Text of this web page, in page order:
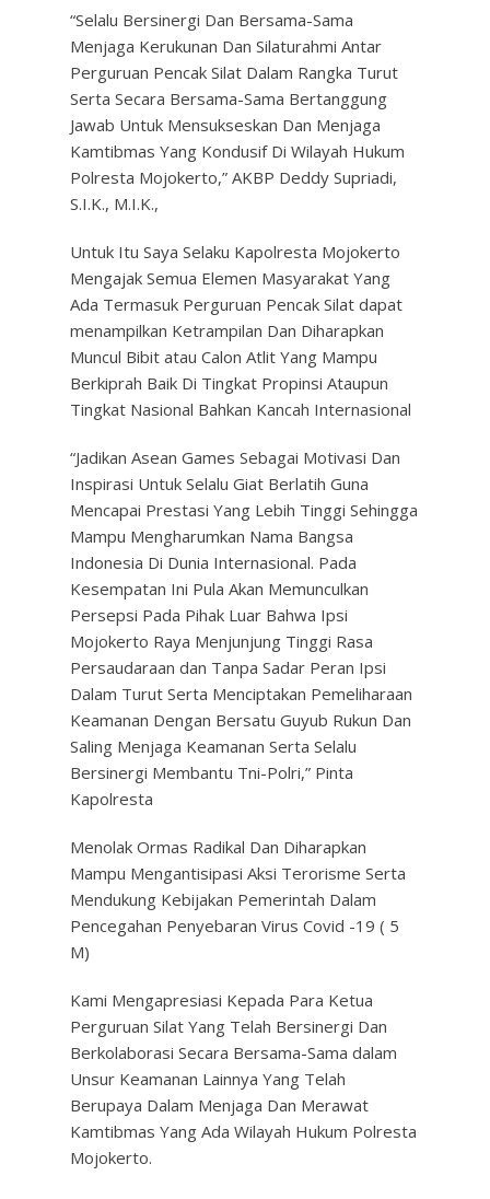
“Selalu Bersinergi Dan Bersama-Sama
Menjaga Kerukunan Dan Silaturahmi Antar
Perguruan Pencak Silat Dalam Rangka Turut
Serta Secara Bersama-Sama Bertanggung
Jawab Untuk Mensukseskan Dan Menjaga
Kamtibmas Yang Kondusif Di Wilayah Hukum
Polresta Mojokerto,” AKBP Deddy Supriadi,
S.I.K., M.I.K.,
Untuk Itu Saya Selaku Kapolresta Mojokerto
Mengajak Semua Elemen Masyarakat Yang
Ada Termasuk Perguruan Pencak Silat dapat
menampilkan Ketrampilan Dan Diharapkan
Muncul Bibit atau Calon Atlit Yang Mampu
Berkiprah Baik Di Tingkat Propinsi Ataupun
Tingkat Nasional Bahkan Kancah Internasional
“Jadikan Asean Games Sebagai Motivasi Dan
Inspirasi Untuk Selalu Giat Berlatih Guna
Mencapai Prestasi Yang Lebih Tinggi Sehingga
Mampu Mengharumkan Nama Bangsa
Indonesia Di Dunia Internasional. Pada
Kesempatan Ini Pula Akan Memunculkan
Persepsi Pada Pihak Luar Bahwa Ipsi
Mojokerto Raya Menjunjung Tinggi Rasa
Persaudaraan dan Tanpa Sadar Peran Ipsi
Dalam Turut Serta Menciptakan Pemeliharaan
Keamanan Dengan Bersatu Guyub Rukun Dan
Saling Menjaga Keamanan Serta Selalu
Bersinergi Membantu Tni-Polri,” Pinta
Kapolresta
Menolak Ormas Radikal Dan Diharapkan
Mampu Mengantisipasi Aksi Terorisme Serta
Mendukung Kebijakan Pemerintah Dalam
Pencegahan Penyebaran Virus Covid -19 ( 5
M)
Kami Mengapresiasi Kepada Para Ketua
Perguruan Silat Yang Telah Bersinergi Dan
Berkolaborasi Secara Bersama-Sama dalam
Unsur Keamanan Lainnya Yang Telah
Berupaya Dalam Menjaga Dan Merawat
Kamtibmas Yang Ada Wilayah Hukum Polresta
Mojokerto.